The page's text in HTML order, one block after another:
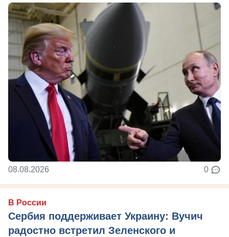
08.08.2026 0
В России
Сербия поддерживает Украину: Вучич
радостно встретил Зеленского и